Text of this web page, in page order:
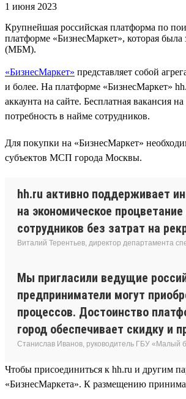
1 июня 2023
Крупнейшая российская платформа по
платформе «БизнесМаркет», которая
(МБМ).
«БизнесМаркет» представляет собой
и более. На платформе «БизнесМаркет»
аккаунта на сайте. Бесплатная вакансия
потребность в найме сотрудников.
Для покупки на «БизнесМаркет»
субъектов МСП города Москвы.
hh.ru активно поддерживает
на экономическое
сотрудников без затрат на
Виталий Терентьев, директор департамента
Мы пригласили ведущие
предприниматели могут
процессов. Достоинство
город обеспечивает скидку и
Станислав Иванов, руководитель ГБУ «Малый
Чтобы присоединиться к hh.ru и другим
«БизнесМаркета». К размещению